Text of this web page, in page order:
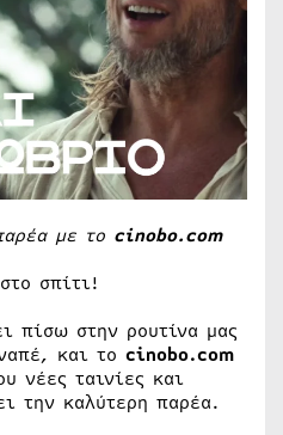
με το cinobo.com
σπίτι!
πίσω στην ρουτίνα μας
και το cinobo.com
νέες ταινίες και
την καλύτερη παρέα.